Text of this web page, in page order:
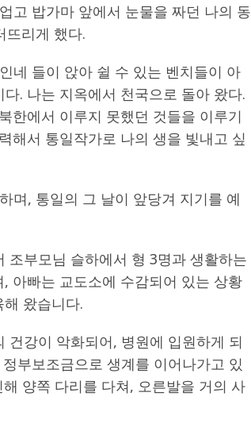
고 밥가마 앞에서 눈물을 짜던 나의 동
뜨리게 했다.
네 들이 앉아 쉴 수 있는 벤치들이 아
. 나는 지옥에서 천국으로 돌아 왔다.
한에서 이루지 못했던 것들을 이루기
해서 통일작가로 나의 생을 빛내고 싶
며, 통일의 그 날이 앞당겨 지기를 예
조부모님 슬하에서 형 3명과 생활하는
아빠는 교도소에 수감되어 있는 상황
왔습니다.
건강이 악화되어, 병원에 입원하게 되
부보조금으로 생계를 이어나가고 있
양쪽 다리를 다쳐, 오른발을 거의 사